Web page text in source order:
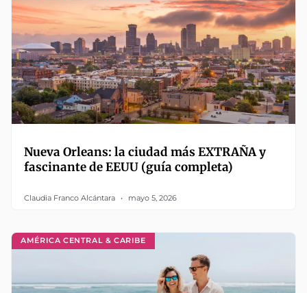
Nueva Orleans: la ciudad más EXTRAÑA y
fascinante de EEUU (guía completa)
Claudia Franco Alcántara mayo 5, 2026
AMÉRICA CENTRAL & CARIBE